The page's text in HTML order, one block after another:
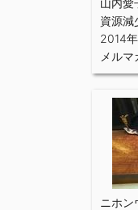
資源減
2014
メルマ
ニホン